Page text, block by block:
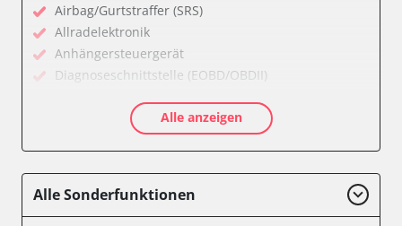
Airbag/Gurtstraffer (SRS)
Allradelektronik
Anhängersteuergerät
Diagnoseschnittstelle (EOBD/OBDII)
Einparkhilfe Lenkhilfe
Klimaanlage
Alle anzeigen
Alle Sonderfunktionen